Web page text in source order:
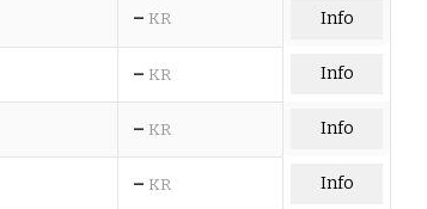
– KR Info
– KR Info
– KR Info
– KR Info